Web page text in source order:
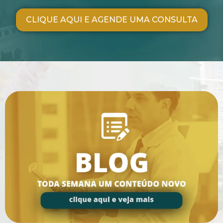
CLIQUE AQUI E AGENDE UMA CONSULTA